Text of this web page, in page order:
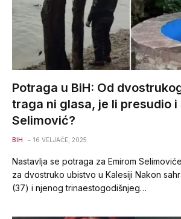
Potraga u BiH: Od
traga ni glasa, je li presudio i
Selimović?
BIH 16 VELJAČE, 2025
Nastavlja se potraga za Emirom
za dvostruko ubistvo u Kalesiji Nakon
(37) i njenog trinaestogodišnjeg…